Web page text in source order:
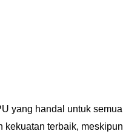
yang handal untuk semua
kekuatan terbaik, meskipun